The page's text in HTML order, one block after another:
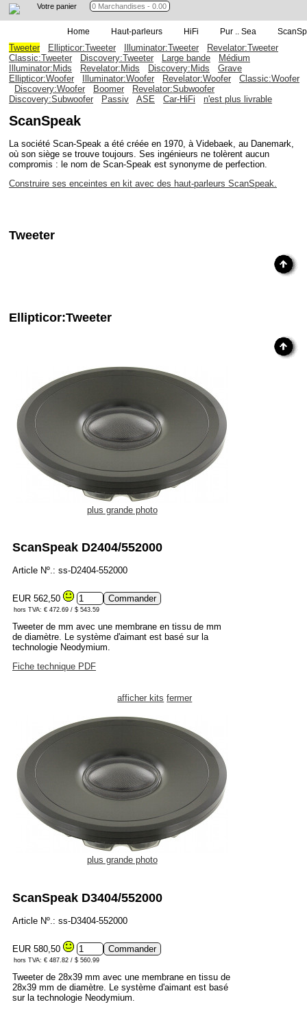
Votre panier
Home Haut-parleurs HiFi Pur .. Sea
Tweeter Ellipticor:Tweeter Illuminator:Tweeter
Revelator:Tweeter
Classic:Tweeter
Discovery:Tweeter Large bande
Médium
Illuminator:Mids
Revelator:Mids Discovery:Mids
Grave
Ellipticor:Woofer
Illuminator:Woofer Revelator:Woofer
Classic:Woofer
Discovery:Woofer
Boomer
Revelator:Subwoofer
Discovery:Subwoofer
Passiv ASE Car-HiFi n'est plus livrable
ScanSpeak
La société Scan-Speak a été créée en 1970, à Videbaek, au Danemark,
où son siège se trouve toujours. Ses ingénieurs ne tolèrent aucun
compromis : le nom de Scan-Speak est synonyme de perfection.
Construire ses enceintes en kit avec des haut-parleurs ScanSpeak.
Tweeter
Ellipticor:Tweeter
plus grande photo
ScanSpeak D2404/552000
Article Nº.: ss-D2404-552000
EUR 562,50
hors TVA: € 472.69 / $ 543.59
Tweeter de mm avec une membrane en tissu de mm
de diamètre. Le système d'aimant est basé sur la
technologie Neodymium.
Fiche technique PDF
afficher kits fermer
plus grande photo
ScanSpeak D3404/552000
Article Nº.: ss-D3404-552000
EUR 580,50
hors TVA: € 487.82 / $ 560.99
Tweeter de 28x39 mm avec une membrane en tissu de
28x39 mm de diamètre. Le système d'aimant est basé
sur la technologie Neodymium.